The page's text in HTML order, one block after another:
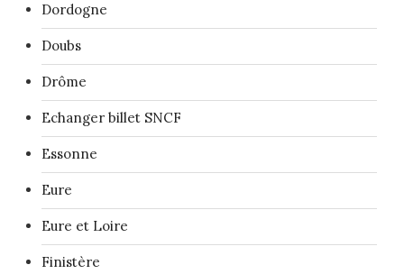
Dordogne
Doubs
Drôme
Echanger billet SNCF
Essonne
Eure
Eure et Loire
Finistère